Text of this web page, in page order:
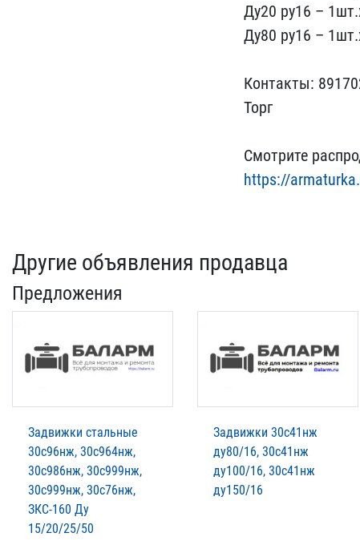
Ду20 ру16 –
Ду80 ру16 –
Контакты:
То​рг
Смотрите
https://
Другие объявления продавца
Предложения
Задвижки стальные
30с96нж, 30с964нж,
30с986нж, 30с999нж,
30с999нж, 30с76нж,
ЗКС-160 Ду
15/20/25/50
Задвижки 30с41нж
ду80/16, 30с41нж
ду100/16, 30с41нж
ду150/16